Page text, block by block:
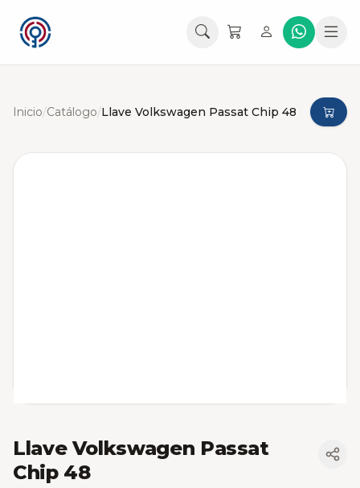
Inicio/Catálogo/Llave Volkswagen Passat Chip 48
Llave Volkswagen Passat
Chip 48